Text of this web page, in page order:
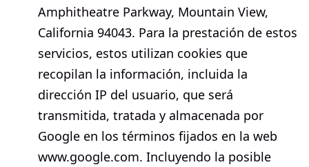
Amphitheatre Parkway, Mountain View,
California 94043. Para la prestación de estos
servicios, estos utilizan cookies que
recopilan la información, incluida la
dirección IP del usuario, que será
transmitida, tratada y almacenada por
Google en los términos fijados en la web
www.google.com. Incluyendo la posible